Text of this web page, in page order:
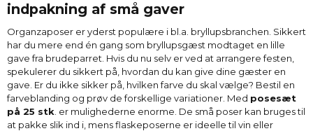
indpakning af små gaver
Organzaposer er yderst populære i bl.a. bryllupsbranchen. Sikkert
har du mere end én gang som bryllupsgæst modtaget en lille
gave fra brudeparret. Hvis du nu selv er ved at arrangere festen,
spekulerer du sikkert på, hvordan du kan give dine gæster en
gave. Er du ikke sikker på, hvilken farve du skal vælge? Bestil en
farveblanding og prøv de forskellige variationer. Med posesæt
på 25 stk . er mulighederne enorme. De små poser kan bruges til
at pakke slik ind i, mens flaskeposerne er ideelle til vin eller